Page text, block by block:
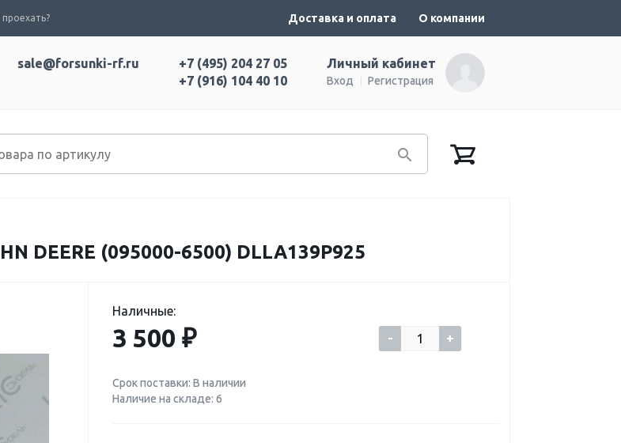
проехать? Доставка и оплата О компании
Личный кабинет
Вход Регистрация
+7 (495) 204 27 05
+7 (916) 104 40 10
sale@forsunki-rf.ru
(095000-6500) DLLA139P925
Наличные:
3 500 ₽ - +
Срок поставки: В наличии
Наличие на складе: 6